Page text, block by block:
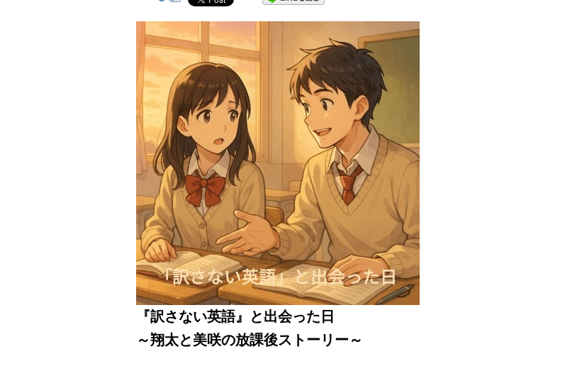
『訳さない英語』と出会った日
～翔太と美咲の放課後ストーリー～